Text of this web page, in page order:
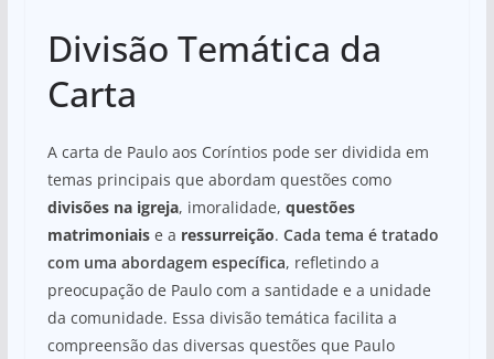
Divisão Temática da
Carta
A carta de Paulo aos Coríntios pode ser dividida em
temas principais que abordam questões como
divisões na igreja, imoralidade, questões
matrimoniaise a ressurreição. Cada tema é tratado
com uma abordagem específica, refletindo a
preocupação de Paulo com a santidade e a unidade
da comunidade. Essa divisão temática facilita a
compreensão das diversas questões que Paulo